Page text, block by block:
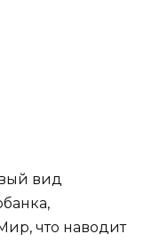
вид
что наводит